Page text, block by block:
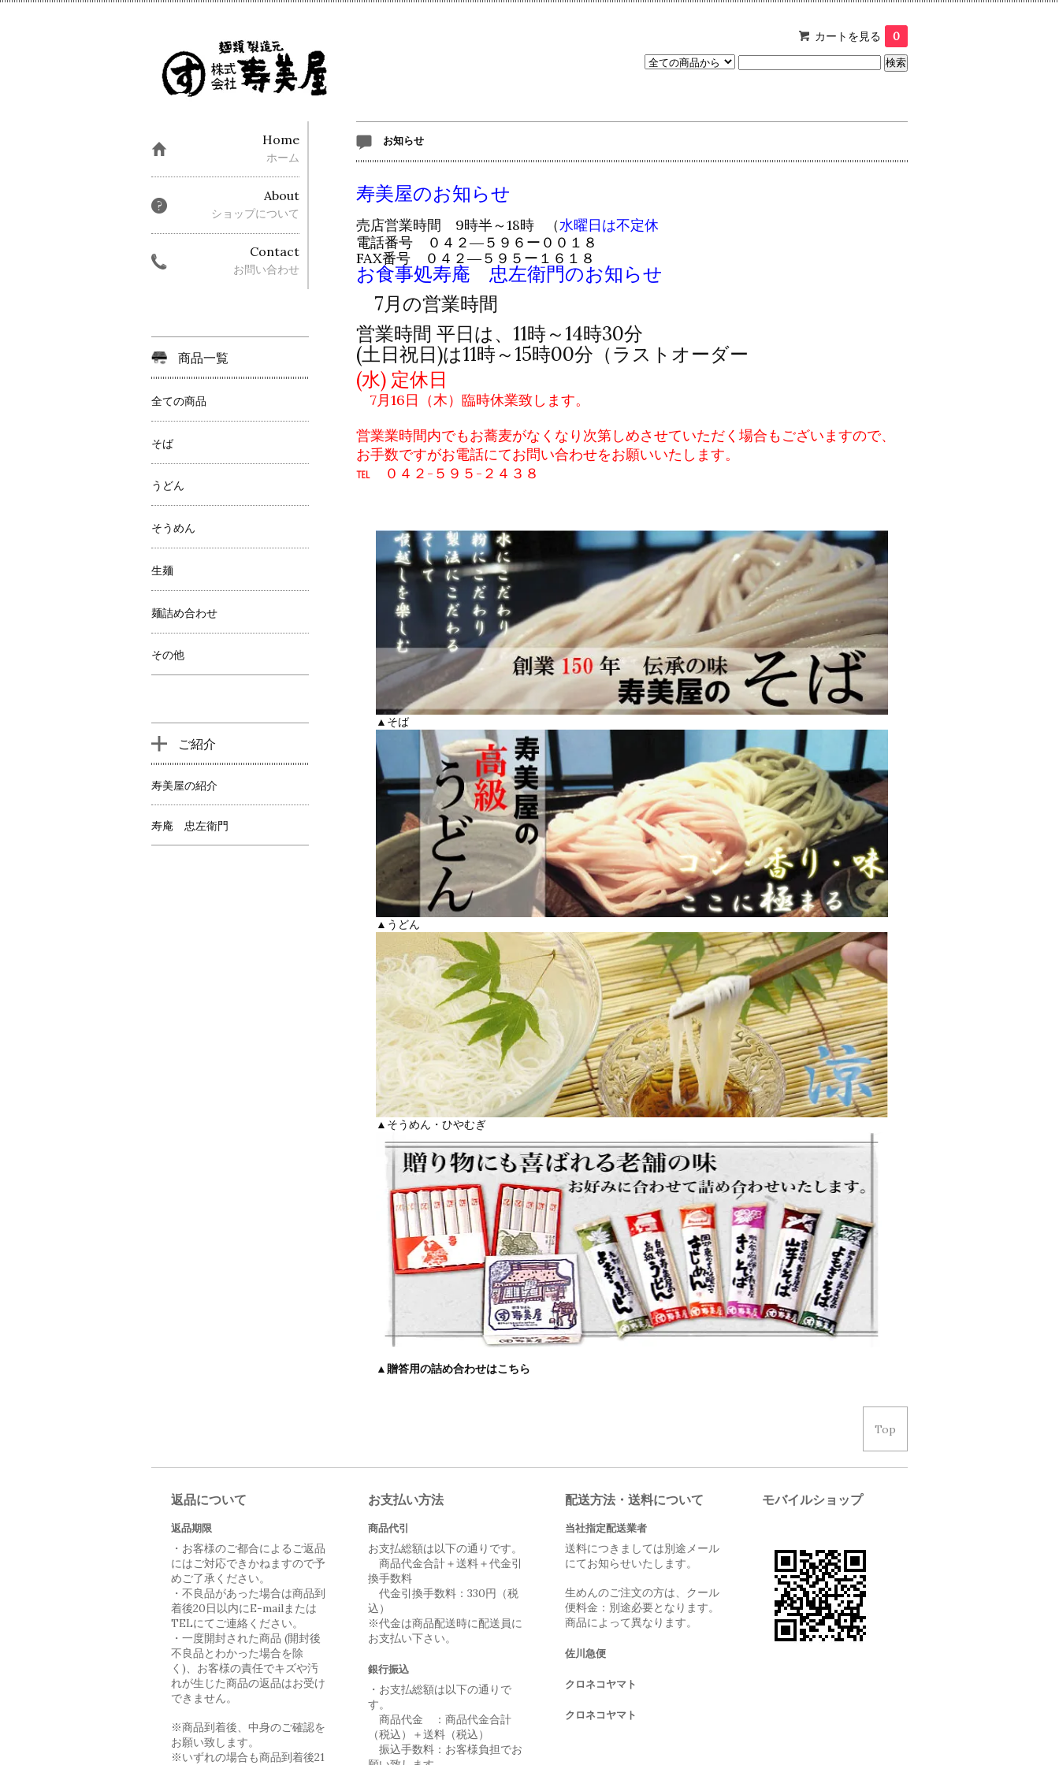
カートを見る 0
お知らせ
寿美屋のお知らせ
売店営業時間 9時半～18時 （水曜日は不定休
電話番号 ０４２―５９６ー００１８
FAX番号 ０４２―５９５ー１６１８
お食事処寿庵 忠左衛門のお知らせ
7月の営業時間
営業時間 平日は、11時～14時30分
(土日祝日)は11時～15時00分（ラストオーダー
(水) 定休日
7月16日（木）臨時休業致します。
営業業時間内でもお蕎麦がなくなり次第しめさせていただく場合もございますので、
お手数ですがお電話にてお問い合わせをお願いいたします。
℡ ０４２-５９５-２４３８
▲そば
▲うどん
▲そうめん・ひやむぎ
▲贈答用の詰め合わせはこちら
Home
ホーム
About
ショップについて
Contact
お問い合わせ
商品一覧
全ての商品
そば
うどん
そうめん
生麺
麺詰め合わせ
その他
ご紹介
寿美屋の紹介
寿庵 忠左衛門
Top
返品について
返品期限
・お客様のご都合によるご返品
にはご対応できかねますので予
めご了承ください。
・不良品があった場合は商品到
着後20日以内にE-mailまたは
TELにてご連絡ください。
・一度開封された商品 (開封後
不良品とわかった場合を除
く)、お客様の責任でキズや汚
れが生じた商品の返品はお受け
できません。
※商品到着後、中身のご確認を
お願い致します。
※いずれの場合も商品到着後21
お支払い方法
商品代引
お支払総額は以下の通りです。
商品代金合計＋送料＋代金引
換手数料
代金引換手数料：330円（税
込）
※代金は商品配送時に配送員に
お支払い下さい。
銀行振込
・お支払総額は以下の通りで
す。
商品代金 ：商品代金合計
（税込）＋送料（税込）
振込手数料：お客様負担でお
配送方法・送料について
当社指定配送業者
送料につきましては別途メール
にてお知らせいたします。
生めんのご注文の方は、クール
便料金：別途必要となります。
商品によって異なります。
佐川急便
クロネコヤマト
クロネコヤマト
モバイルショップ